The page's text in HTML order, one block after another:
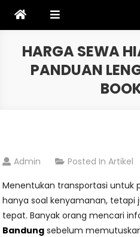
HARGA SEWA
PANDUAN
Admin Posted InArtikel
Menentukan transportasi untuk
hanya soal kenyamanan, tetapi
tepat. Banyak orang mencari
Bandung sebelum